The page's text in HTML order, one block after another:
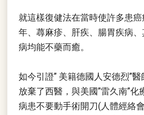
就這樣復健法在當時使許多患
年、蕁麻疹、肝疾、腸胃疾病
病均能不藥而癒。
如今引證” 美籍德國人安德烈”
放棄了西醫，與美國”雷久南”化
病患不要動手術開刀(人體經絡